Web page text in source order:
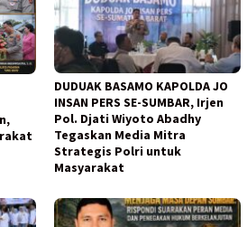
DUDUAK BASAMO KAPOLDA JO
INSAN PERS SE-SUMBAR, Irjen
Pol. Djati Wiyoto Abadhy
Tegaskan Media Mitra
Strategis Polri untuk
Masyarakat